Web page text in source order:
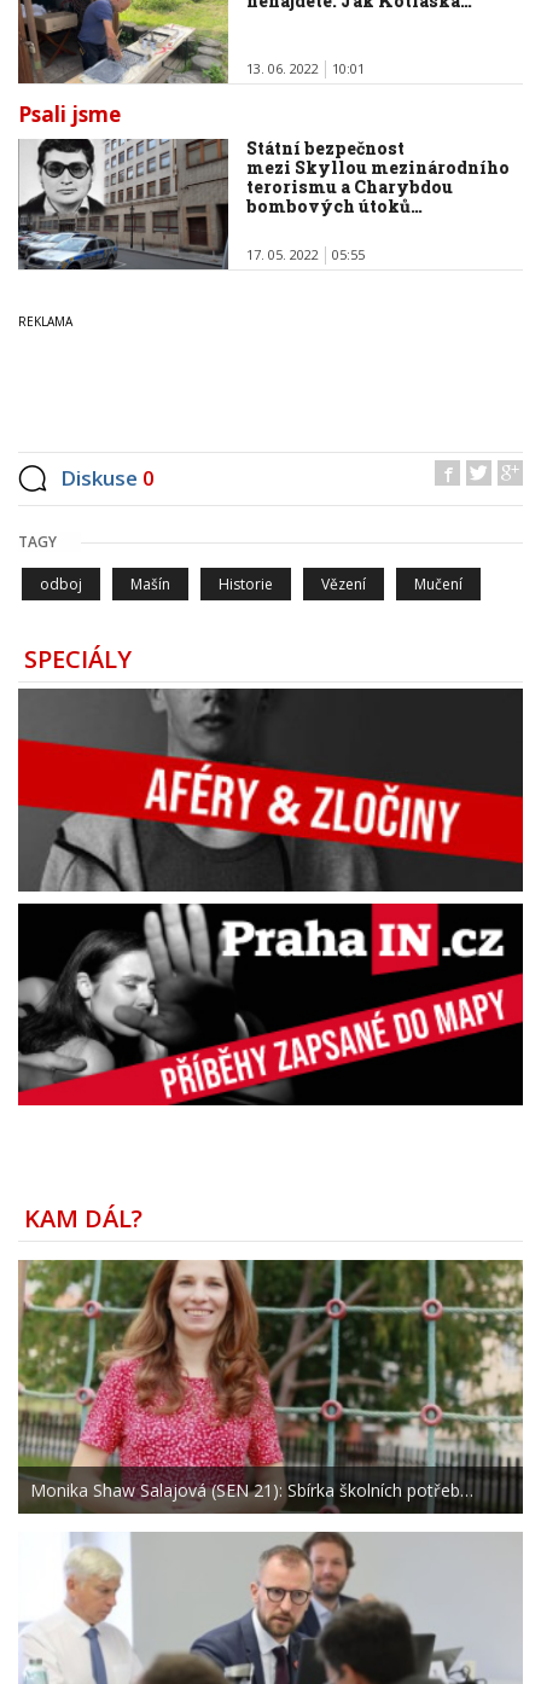
13. 06. 2022 10:01
Psali jsme
Státní bezpečnost
mezi Skyllou mezinárodního
terorismu a Charybdou
bombových útoků…
17. 05. 2022 05:55
Diskuse 0
TAGY
odboj Mašín Historie Vězení Mučení
SPECIÁLY
KAM DÁL?
Monika Shaw Salajová (SEN 21): Sbírka školních potřeb…